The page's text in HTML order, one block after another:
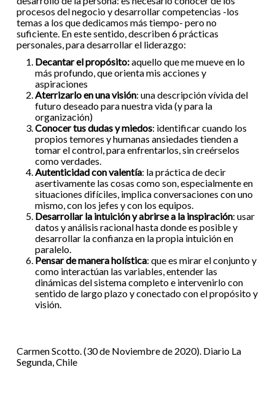
procesos del negocio y desarrollar competencias -los
temas a los que dedicamos más tiempo- pero no
suficiente. En este sentido, describen 6 prácticas
personales, para desarrollar el liderazgo:
Decantar el propósito:aquello que me mueve en lo
más profundo, que orienta mis acciones y
aspiraciones
Aterrizarlo en una visión: una descripción vívida del
futuro deseado para nuestra vida (y para la
organización)
Conocer tus dudas y miedos: identificar cuando los
propios temores y humanas ansiedades tienden a
tomar el control, para enfrentarlos, sin creérselos
como verdades.
Autenticidad con valentía: la práctica de decir
asertivamente las cosas como son, especialmente en
situaciones difíciles, implica conversaciones con uno
mismo, con los jefes y con los equipos.
Desarrollar la intuición y abrirse a la inspiración: usar
datos y análisis racional hasta donde es posible y
desarrollar la confianza en la propia intuición en
paralelo.
Pensar de manera holística: que es mirar el conjunto y
como interactúan las variables, entender las
dinámicas del sistema completo e intervenirlo con
sentido de largo plazo y conectado con el propósito y
visión.
Carmen Scotto. (30 de Noviembre de 2020). Diario La
Segunda, Chile